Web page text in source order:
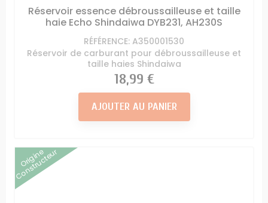
Réservoir essence débroussailleuse et taille
haie Echo Shindaiwa DYB231, AH230S
RÉFÉRENCE: A350001530
Réservoir de carburant pour débroussailleuse et
taille haies Shindaiwa
Prix
18,99 €
AJOUTER AU PANIER
Origine
Constructeur